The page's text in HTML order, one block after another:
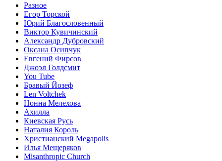
Разное
Егор Торской
Юрий Благословенный
Виктор Кувичинский
Александр Дубровский
Оксана Осипчук
Евгений Фирсов
Джоэл Голдсмит
You Tube
Бравый Йозеф
Len Voltchek
Нонна Мелехова
Ахилла
Киевская Русь
Наталия Король
Христианский Megapolis
Илья Мещеряков
Misanthropic Church